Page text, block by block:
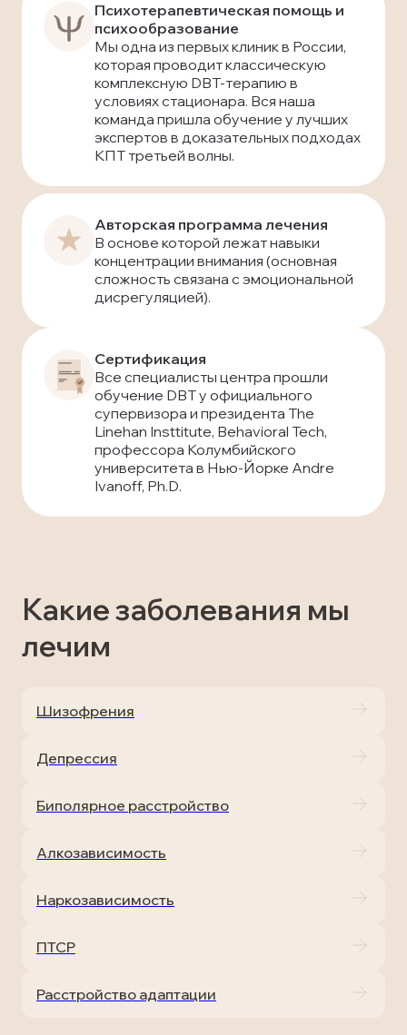
Психотерапевтическая помощь и
психообразование
Мы одна из первых клиник в России,
которая проводит классическую
комплексную DBT-терапию в
условиях стационара. Вся наша
команда пришла обучение у лучших
экспертов в доказательных подходах
КПТ третьей волны.
Авторская программа лечения
В основе которой лежат навыки
концентрации внимания (основная
сложность связана с эмоциональной
дисрегуляцией).
Сертификация
Все специалисты центра прошли
обучение DBT у официального
супервизора и президента The
Linehan Insttitute, Behavioral Tech,
профессора Колумбийского
университета в Нью-Йорке Andre
Ivanoff, Ph.D.
Какие заболевания мы
лечим
Шизофрения
Депрессия
Биполярное расстройство
Алкозависимость
Наркозависимость
ПТСР
Расстройство адаптации